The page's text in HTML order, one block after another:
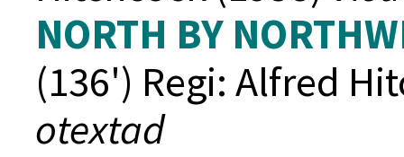
NORTH BY
(136') Regi: Alfred
otextad